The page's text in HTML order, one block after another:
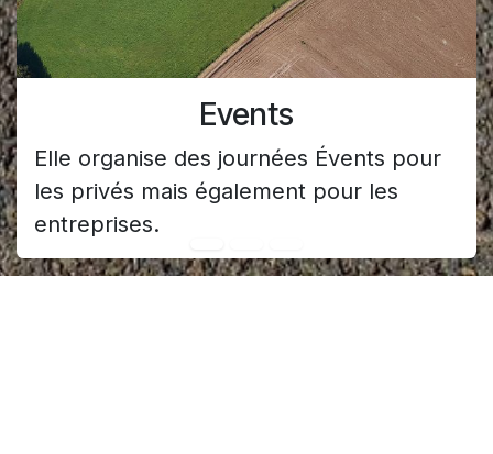
Events
Elle organise des journées Évents pour
les privés mais également pour les
entreprises.